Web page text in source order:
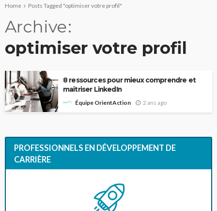
Home Posts Tagged "optimiser votre profil"
Archive
optimiser votre profil
8 ressources pour mieux comprendre et
maîtriser LinkedIn
Équipe OrientAction 2 ans ago
PROFESSIONNELS EN DÉVELOPPEMENT DE
CARRIÈRE